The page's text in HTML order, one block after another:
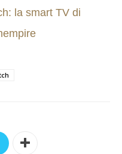
la smart TV di